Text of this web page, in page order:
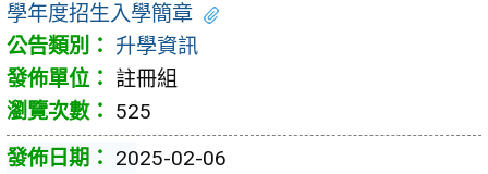
學年度招生入學簡章
升學資訊
註冊組
525
2025-02-06